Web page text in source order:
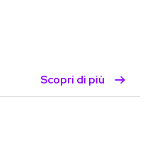
Scopri di più